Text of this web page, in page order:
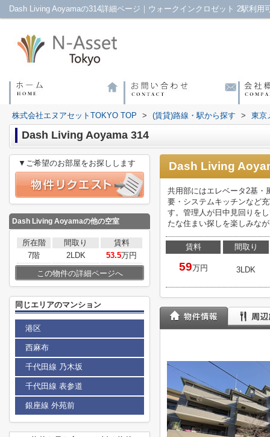
株式会社エヌアセットTOKYO TOP > (賃貸)路線・駅から探す > 東京
Dash Living Aoyama 314
Dash Living
共用部にはエレベータ2基・
要・システムキッチンなど
す。管理人が日中見回りを
たな住まい探しを楽しみな
賃料
59万円
間取り
3LDK
▼ご希望のお部屋をお探しします
Dash Living Aoyamaの他の空室
所在階 間取り
賃料
7階
2LDK 53.5万円
この物件の詳細ページへ
同じエリアのマンション
港区
西麻布
千代田線 乃木坂
千代田線 表参道
銀座線 外苑前